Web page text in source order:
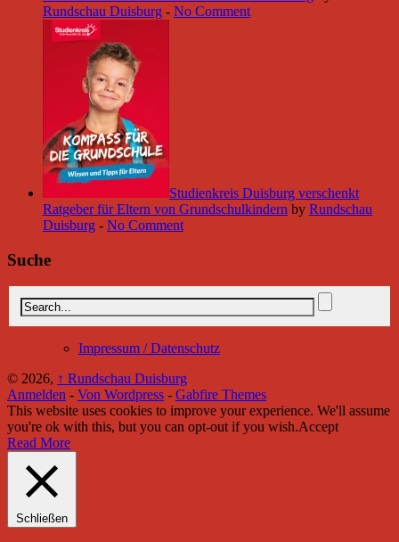
Rundschau Duisburg - No Comment
Studienkreis Duisburg verschenkt
Ratgeber für Eltern von Grundschulkindern by Rundschau
Duisburg - No Comment
Suche
Impressum / Datenschutz
© 2026, ↑ Rundschau Duisburg
Anmelden - Von Wordpress - Gabfire Themes
This website uses cookies to improve your experience. We'll assume
you're ok with this, but you can opt-out if you wish.Accept
Read More
Schließen